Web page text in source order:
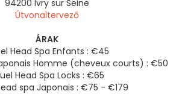
94200 Ivry sur Seine
Útvonaltervező
ÁRAK
Head Spa Enfants : €45
Homme (cheveux courts) : €50
Head Spa Locks : €65
spa Japonais : €75 - €179